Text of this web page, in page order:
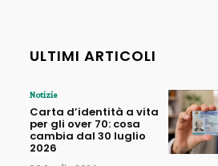
ULTIMI ARTICOLI
Notizie
Carta d’identità a vita
per gli over 70: cosa
cambia dal 30 luglio
2026